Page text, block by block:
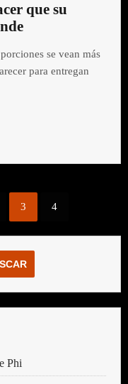
que su
se vean más
para entregan
3 4
Phi